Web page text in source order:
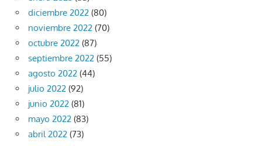
diciembre 2022 (80)
noviembre 2022 (70)
octubre 2022 (87)
septiembre 2022 (55)
agosto 2022 (44)
julio 2022 (92)
junio 2022 (81)
mayo 2022 (83)
abril 2022 (73)